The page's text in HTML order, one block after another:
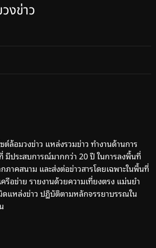
งข่าว
ต์ล้อมวงข่าว แหล่งรวมข่าว ทำงานด้านการ
มีประสบการณ์มากกว่า 20 ปี ในการลงพื้นที่
ภาคสนาม และส่งต่อข่าวสารโดยเฉพาะในพื้นที่
รือข่าย รายงานด้วยความเที่ยงตรง แม่นยำ
ดแหล่งข่าว ปฏิบัติตามหลักจรรยาบรรณใน